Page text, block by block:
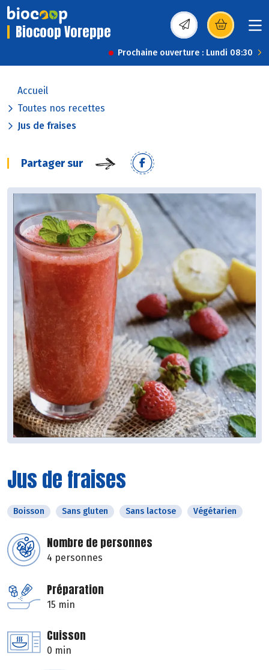
Biocoop Voreppe (s’ouvre dans une
Prochaine ouverture : Lundi 08:30
Accueil
Toutes nos recettes
Jus de fraises
Partager sur
Jus de fraises
Boisson Sans gluten Sans lactose Végétarien
Nombre de personnes
4 personnes
Préparation
15 min
Cuisson
0 min